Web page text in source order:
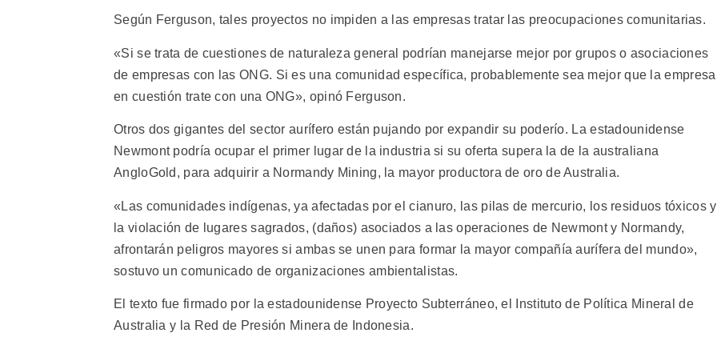
Según Ferguson, tales proyectos no impiden a las empresas tratar las preocupaciones comunitarias.
«Si se trata de cuestiones de naturaleza general podrían manejarse mejor por grupos o asociaciones
de empresas con las ONG. Si es una comunidad específica, probablemente sea mejor que la empresa
en cuestión trate con una ONG», opinó Ferguson.
Otros dos gigantes del sector aurífero están pujando por expandir su poderío. La estadounidense
Newmont podría ocupar el primer lugar de la industria si su oferta supera la de la australiana
AngloGold, para adquirir a Normandy Mining, la mayor productora de oro de Australia.
«Las comunidades indígenas, ya afectadas por el cianuro, las pilas de mercurio, los residuos tóxicos y
la violación de lugares sagrados, (daños) asociados a las operaciones de Newmont y Normandy,
afrontarán peligros mayores si ambas se unen para formar la mayor compañía aurífera del mundo»,
sostuvo un comunicado de organizaciones ambientalistas.
El texto fue firmado por la estadounidense Proyecto Subterráneo, el Instituto de Política Mineral de
Australia y la Red de Presión Minera de Indonesia.